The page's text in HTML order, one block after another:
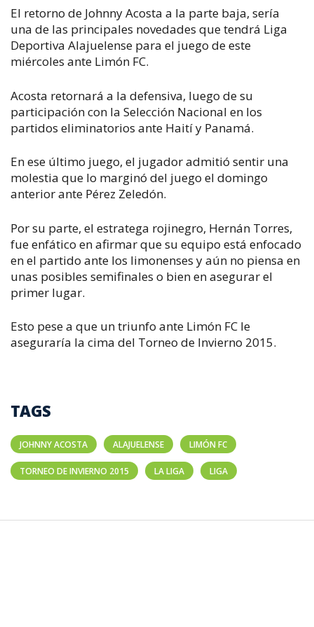
El retorno de Johnny Acosta a la parte baja, sería
una de las principales novedades que tendrá Liga
Deportiva Alajuelense para el juego de este
miércoles ante Limón FC.
Acosta retornará a la defensiva, luego de su
participación con la Selección Nacional en los
partidos eliminatorios ante Haití y Panamá.
En ese último juego, el jugador admitió sentir una
molestia que lo marginó del juego el domingo
anterior ante Pérez Zeledón.
Por su parte, el estratega rojinegro, Hernán Torres,
fue enfático en afirmar que su equipo está enfocado
en el partido ante los limonenses y aún no piensa en
unas posibles semifinales o bien en asegurar el
primer lugar.
Esto pese a que un triunfo ante Limón FC le
aseguraría la cima del Torneo de Invierno 2015.
TAGS
JOHNNY ACOSTA ALAJUELENSE LIMÓN FC
TORNEO DE INVIERNO 2015 LA LIGA LIGA